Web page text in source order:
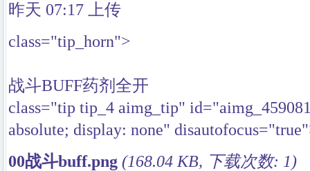
昨天 07:17 上传
class="tip_horn">
战斗BUFF药剂全开
class="tip tip_4 aimg_tip"
absolute; display: none"
00战斗buff.png (168.04 KB, 下载次数: 1)